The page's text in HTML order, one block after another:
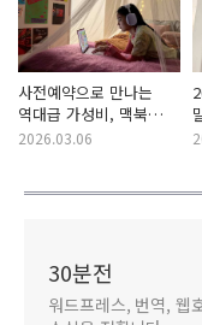
사전예약으로 만나는
역대급 가성비, 맥북
네오 A18 Pro 총정리
2026.03.06
30분전
워드프레스, 번역, 웹